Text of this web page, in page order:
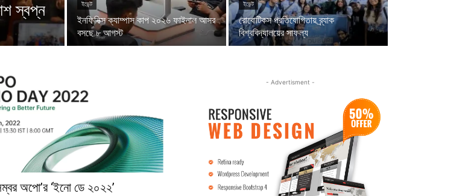
স্বপ্ন ইভেন্ট
ইনফিনিক্স ক্যাম্পাস কাপ ২০২৬ ফাইনাল আসর
বসছে ৮ আগস্ট
ইভেন্ট
রোবোটিকস প্রতিযোগিতায় ব্র্যাক
বিশ্ববিদ্যালয়ের সাফল্য
অপো’র ‘ইনো ডে ২০২২’
- Advertisment -